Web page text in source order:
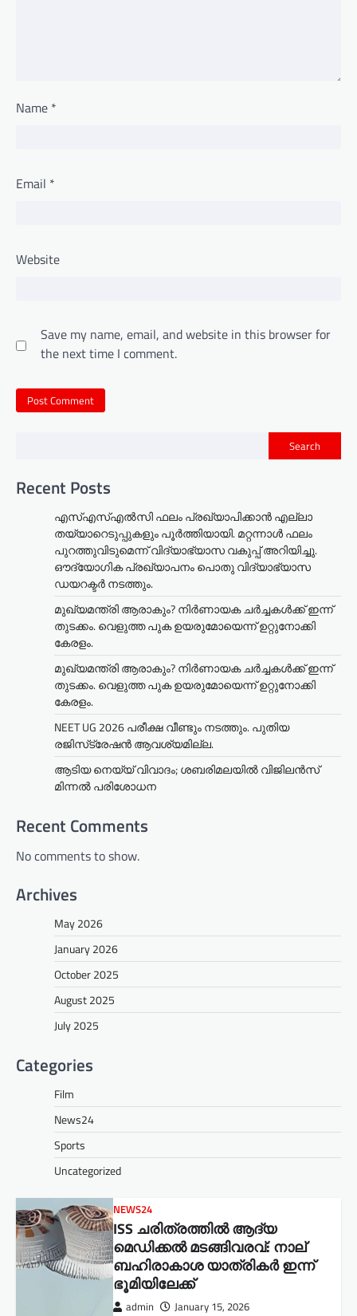
Name *
Email *
Website
Save my name, email, and website in this browser for
the next time I comment.
Search
Recent Posts
എസ്എസ്എൽസി ഫലം പ്രഖ്യാപിക്കാൻ എല്ലാ
തയ്യാറെടുപ്പുകളും പൂർത്തിയായി. മറ്റന്നാള്‍ ഫലം
പുറത്തുവിടുമെന്ന് വിദ്യാഭ്യാസ വകുപ്പ് അറിയിച്ചു.
ഔദ്യോഗിക പ്രഖ്യാപനം പൊതു വിദ്യാഭ്യാസ
ഡയറക്ടർ നടത്തും.
മുഖ്യമന്ത്രി ആരാകും? നിർണായക ചർച്ചകൾക്ക് ഇന്ന്
തുടക്കം. വെളുത്ത പുക ഉയരുമോയെന്ന് ഉറ്റുനോക്കി
കേരളം.
മുഖ്യമന്ത്രി ആരാകും? നിർണായക ചർച്ചകൾക്ക് ഇന്ന്
തുടക്കം. വെളുത്ത പുക ഉയരുമോയെന്ന് ഉറ്റുനോക്കി
കേരളം.
NEET UG 2026 പരീക്ഷ വീണ്ടും നടത്തും. പുതിയ
രജിസ്‌ട്രേഷൻ ആവശ്യമില്ല.
ആടിയ നെയ്യ് വിവാദം; ശബരിമലയില്‍ വിജിലന്‍സ്
മിന്നല്‍ പരിശോധന
Recent Comments
No comments to show.
Archives
May 2026
January 2026
October 2025
August 2025
July 2025
Categories
Film
News24
Sports
Uncategorized
NEWS24
ISS ചരിത്രത്തിൽ ആദ്യ
മെഡിക്കൽ മടങ്ങിവരവ്: നാല്
ബഹിരാകാശ യാത്രികർ ഇന്ന്
ഭൂമിയിലേക്ക്
admin January 15, 2026